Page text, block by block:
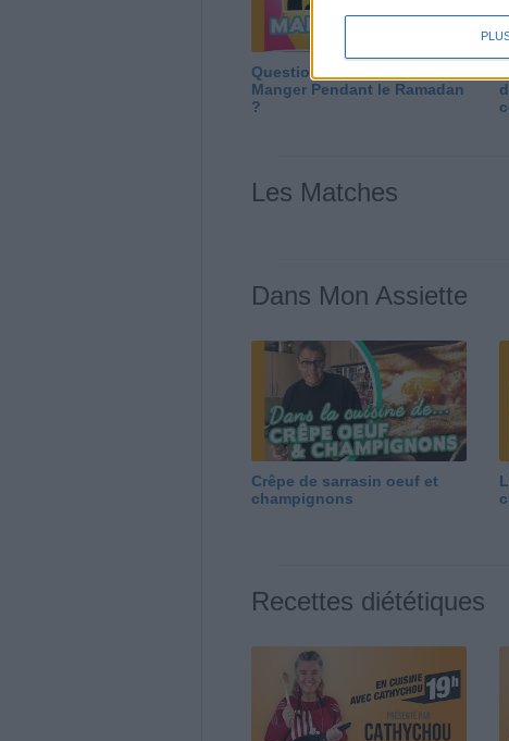
Question/Réponse : Que
Manger Pendant le Ramadan
?
Les Matches
Dans Mon Assiette
Crêpe de sarrasin oeuf et
champignons
Recettes diététiques